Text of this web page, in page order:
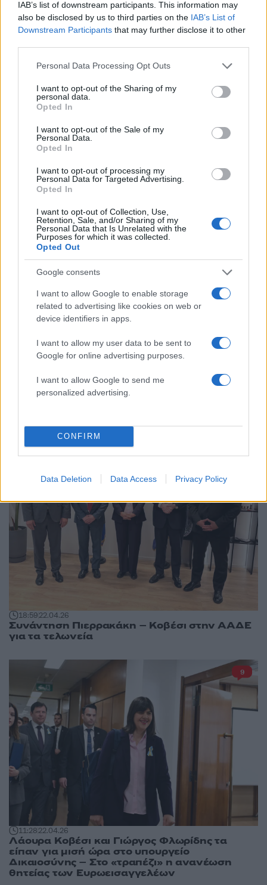
IAB’s list of downstream participants. This information may
also be disclosed by us to third parties on the IAB’s List of
Downstream Participants that may further disclose it to other
Please note that this website/app uses one or more Google
not limited to your visit or usage behaviour. You may click to
grant or deny consent to Google and its third-party tags to
use your data for below specified purposes in below Google
consent section.
Personal Data Processing Opt Outs
I want to opt-out of the Sharing of my
personal data.
Opted In
I want to opt-out of the Sale of my
Personal Data.
Opted In
I want to opt-out of processing my
Personal Data for Targeted Advertising.
Opted In
I want to opt-out of Collection, Use,
Retention, Sale, and/or Sharing of my
Personal Data that Is Unrelated with the
Purposes for which it was collected.
Opted Out
Google consents
I want to allow Google to enable storage
related to advertising like cookies on web or
device identifiers in apps.
I want to allow my user data to be sent to
Google for online advertising purposes.
I want to allow Google to send me
personalized advertising.
CONFIRM
Data Deletion Data Access Privacy Policy
23.04.26
καθαρή χώρα, υπάρχει διαφθορά παντού»
Γιώργος Φλωρίδης: «Υπάρχει η αντίληψη
ραγιαδισμού, πως θα έρθουν οι Ευρωπαίοι
Εισαγγελείς να μας κάνουν “ντα”»
18:5922.04.26
Συνάντηση Πιερρακάκη – Κοβέσι στην ΑΑΔΕ
για τα τελωνεία
11:2822.04.26
Λάουρα Κοβέσι και Γιώργος Φλωρίδης τα
είπαν για μισή ώρα στο υπουργείο
Δικαιοσύνης – Στο «τραπέζι» η ανανέωση
θητείας των Ευρωεισαγγελέων
9